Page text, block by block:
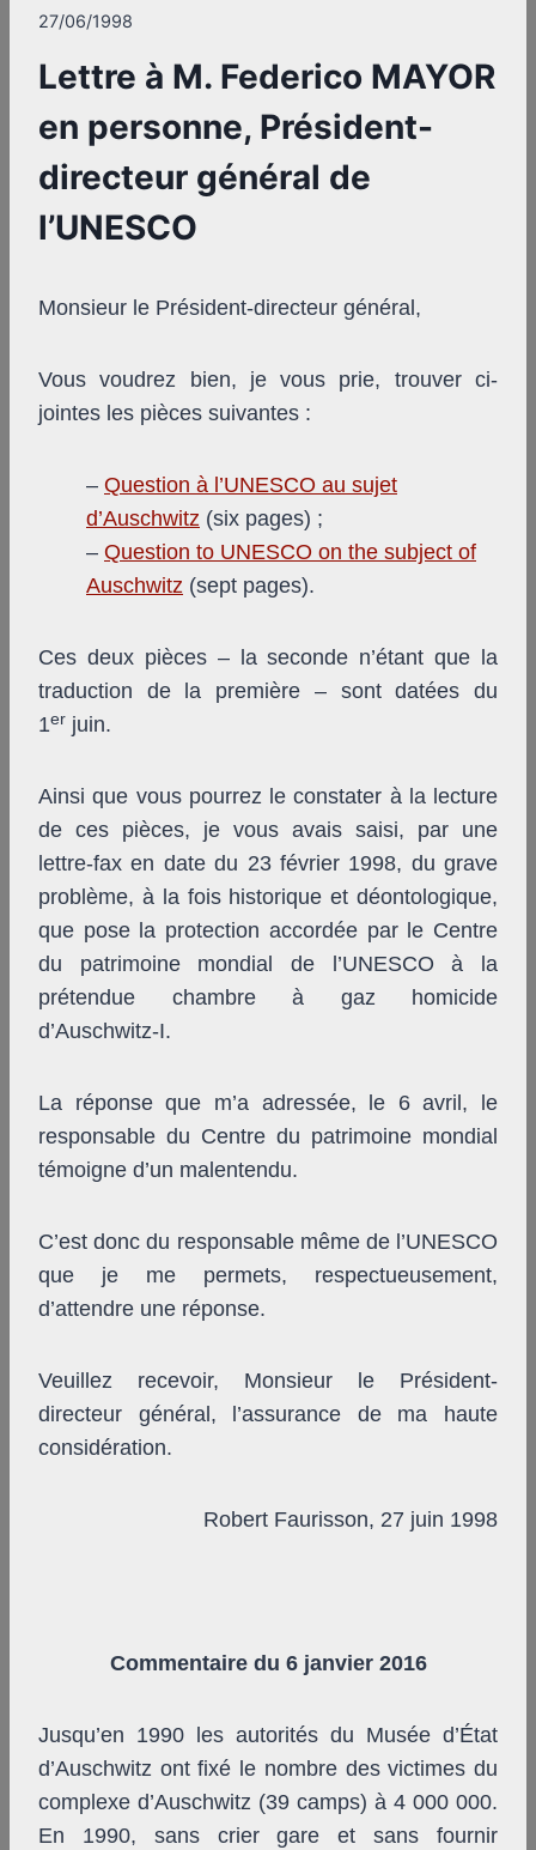
27/06/1998
Lettre à M. Federico MAYOR
en personne, Président-
directeur général de
l’UNESCO
Monsieur le Président-directeur général,
Vous voudrez bien, je vous prie, trouver ci-
jointes les pièces suivantes :
– Question à l’UNESCO au sujet
d’Auschwitz (six pages) ;
– Question to UNESCO on the subject of
Auschwitz (sept pages).
Ces deux pièces – la seconde n’étant que la
traduction de la première – sont datées du
1er juin.
Ainsi que vous pourrez le constater à la lecture
de ces pièces, je vous avais saisi, par une
lettre-fax en date du 23 février 1998, du grave
problème, à la fois historique et déontologique,
que pose la protection accordée par le Centre
du patrimoine mondial de l’UNESCO à la
prétendue chambre à gaz homicide
d’Auschwitz-I.
La réponse que m’a adressée, le 6 avril, le
responsable du Centre du patrimoine mondial
témoigne d’un malentendu.
C’est donc du responsable même de l’UNESCO
que je me permets, respectueusement,
d’attendre une réponse.
Veuillez recevoir, Monsieur le Président-
directeur général, l’assurance de ma haute
considération.
Robert Faurisson, 27 juin 1998
Commentaire du 6 janvier 2016
Jusqu’en 1990 les autorités du Musée d’État
d’Auschwitz ont fixé le nombre des victimes du
complexe d’Auschwitz (39 camps) à 4 000 000.
En 1990, sans crier gare et sans fournir